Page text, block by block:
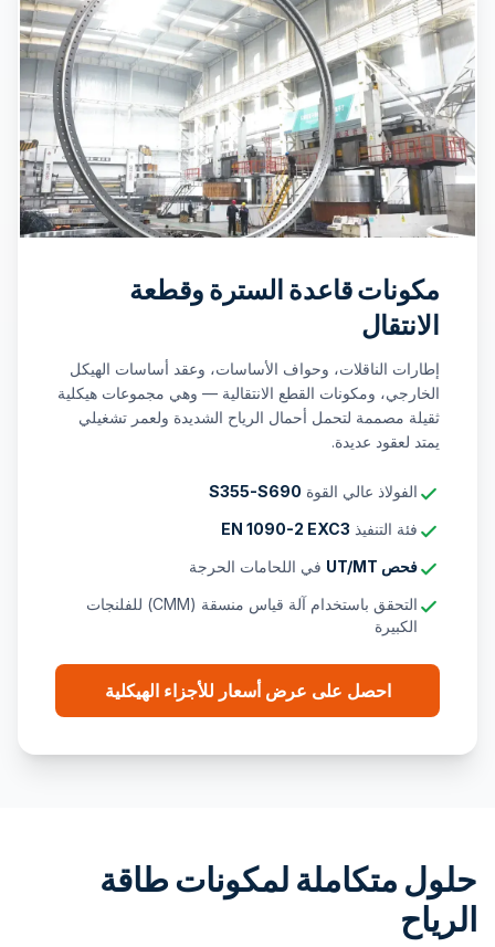
مكونات قاعدة السترة وقطعة
الانتقال
إطارات الناقلات، وحواف الأساسات، وعقد أساسات الهيكل
الخارجي، ومكونات القطع الانتقالية — وهي مجموعات هيكلية
ثقيلة مصممة لتحمل أحمال الرياح الشديدة ولعمر تشغيلي
يمتد لعقود عديدة.
الفولاذ عالي القوة S355-S690
فئة التنفيذ EN 1090-2 EXC3
فحص UT/MT
في اللحامات الحرجة
التحقق باستخدام آلة قياس منسقة (CMM) للفلنجات
الكبيرة
احصل على عرض أسعار للأجزاء الهيكلية
حلول متكاملة لمكونات طاقة
الرياح